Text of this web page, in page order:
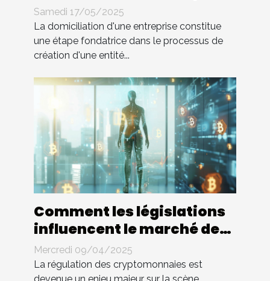
en Tunisie
Samedi 17/05/2025
La domiciliation d'une entreprise constitue
une étape fondatrice dans le processus de
création d'une entité...
Comment les législations
influencent le marché des
cryptomonnaies
Mercredi 09/04/2025
La régulation des cryptomonnaies est